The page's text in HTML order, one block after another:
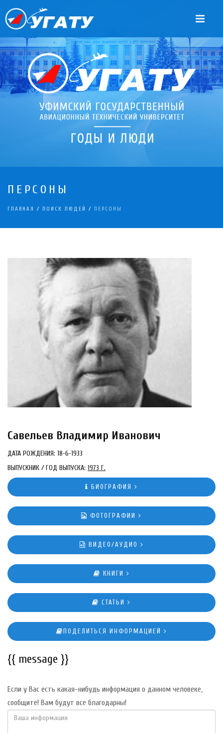
ПЕРСОНЫ
ГЛАВНАЯ / ПОИСК ЛЮДЕЙ / ПЕРСОНЫ
Савельев Владимир Иванович
ДАТА РОЖДЕНИЯ: 18-6-1933
ВЫПУСКНИК / ГОД ВЫПУСКА: 1973 Г.
БИОГРАФИЯ
ФОТОГРАФИИ
ВИДЕО/АУДИО
КНИГИ
СТАТЬИ
ПОДЕЛИТЬСЯ ИНФОРМАЦИЕЙ
{{ message }}
Если у Вас есть какая-нибудь информация о данном человеке,
сообщите! Вам будут все благодарны!